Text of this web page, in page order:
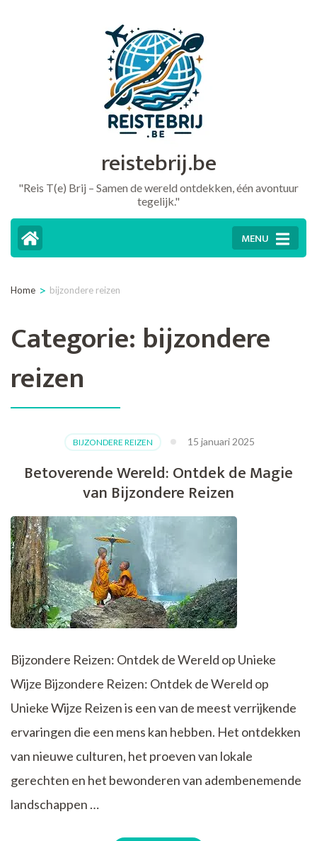
reistebrij.be
"Reis T(e) Brij – Samen de wereld ontdekken, één avontuur
tegelijk."
MENU
Home > bijzondere reizen
Categorie: bijzondere
reizen
BIJZONDERE REIZEN 15 januari 2025
Betoverende Wereld: Ontdek de Magie
van Bijzondere Reizen
Bijzondere Reizen: Ontdek de Wereld op Unieke
Wijze Bijzondere Reizen: Ontdek de Wereld op
Unieke Wijze Reizen is een van de meest verrijkende
ervaringen die een mens kan hebben. Het ontdekken
van nieuwe culturen, het proeven van lokale
gerechten en het bewonderen van adembenemende
landschappen …